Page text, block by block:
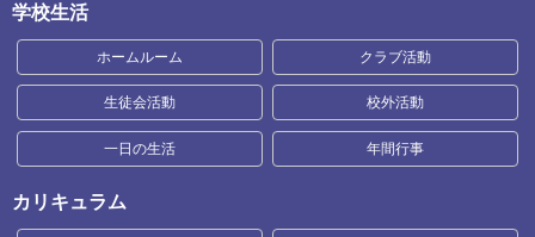
学校生活
ホームルーム クラブ活動
生徒会活動 校外活動
一日の生活 年間行事
カリキュラム